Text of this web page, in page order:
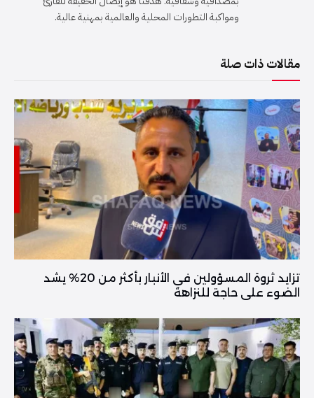
ومواكبة التطورات المحلية والعالمية بمهنية عالية.
مقالات ذات صلة
تزايد ثروة المسؤولين في الأنبار بأكثر من 20% يشد
الضوء على حاجة للنزاهة